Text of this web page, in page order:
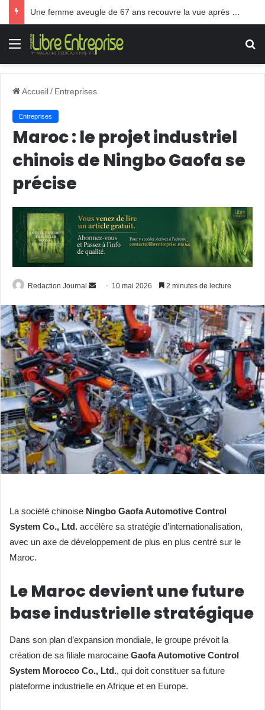
Menu
Accueil/ Entreprises
Entreprises
Maroc : le projet industriel
chinois de Ningbo Gaofa se
précise
Redaction Journal
Envoyer
courriel
10 mai 2026 2 minutes de lecture
La société chinoise Ningbo Gaofa Automotive Control
System Co., Ltd. accélère sa stratégie d’internationalisation,
avec un axe de développement de plus en plus centré sur le
Maroc.
Le Maroc devient une future
base industrielle stratégique
Dans son plan d’expansion mondiale, le groupe prévoit la
création de sa filiale marocaine Gaofa Automotive Control
System Morocco Co., Ltd., qui doit constituer sa future
plateforme industrielle en Afrique et en Europe.